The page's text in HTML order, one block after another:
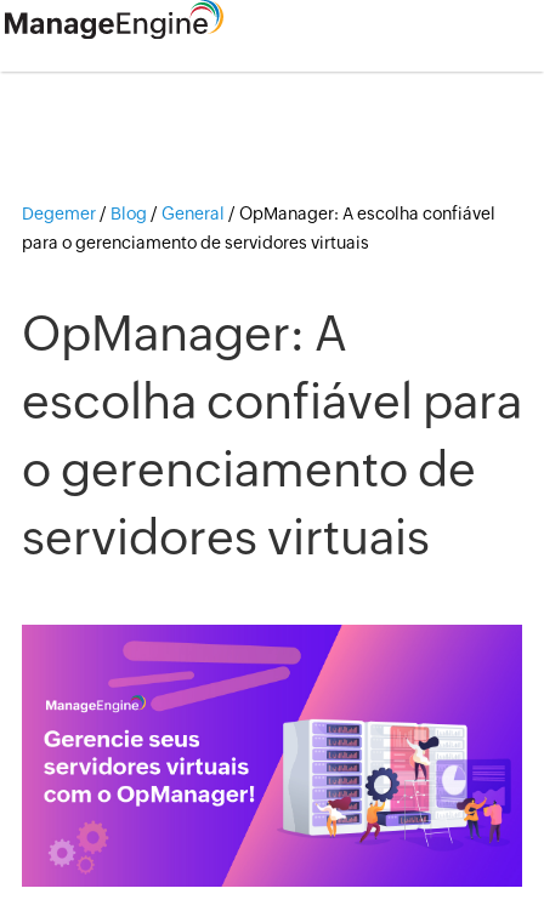
Degemer / Blog / General / OpManager: A escolha confiável
para o gerenciamento de servidores virtuais
OpManager: A
escolha confiável para
o gerenciamento de
servidores virtuais